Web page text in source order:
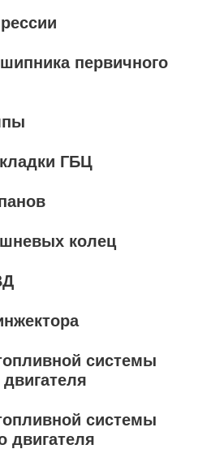
первичного
ГБЦ
колец
системы
системы
двигателя